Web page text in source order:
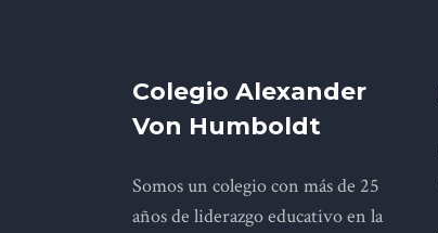
Colegio Alexander
Von Humboldt
Somos un colegio con más de 25
años de liderazgo educativo en la